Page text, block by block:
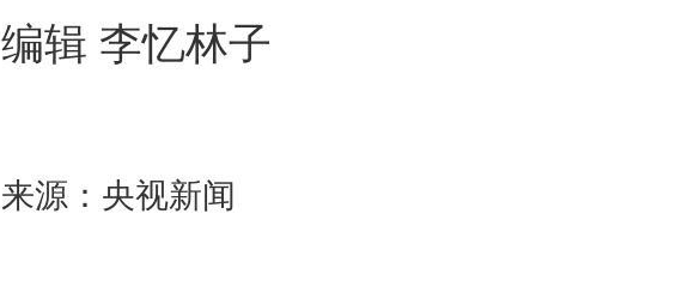
编辑 李忆林子
来源：央视新闻